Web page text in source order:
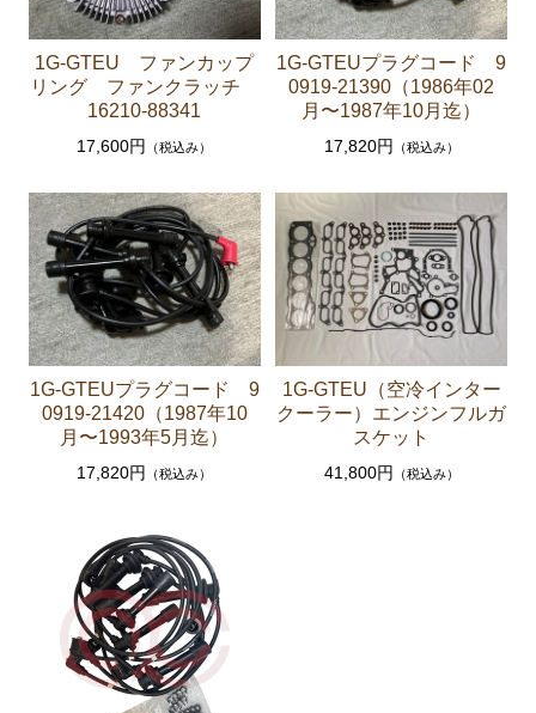
エンジンパーツ 1G-GTEU
エンジンパーツ 1G-GEU前期 1984年8月～1986年8
月迄
エンジンパーツ 1G-GEU後期 1986年8月～1988年8
エンジンパーツ 1G-EU
エンジンパーツ M-TEU
エンジンパーツ（ガスケット類）
エンジンパーツ（マウント 他）
冷却パーツ（ポンプ サーモスタット ファン ファ
ンカップリング ホース類 など）
ブレーキパーツ（マスターシリンダー リペアキッ
ステアリングパーツ（各種リペアキット ラックブー
ツ ラックエンド タイロッドエンド など）
足回りパーツ（アッパーマウント ベアリング ボー
ルジョイント ブッシュ類 など）
燃料パーツ（ポンプ フィルター ダンパー センダ
1G-GTEU ファンカップ
リング ファンクラッチ
16210-88341
17,600円 （税込み）
1G-GTEUプラグコード 9
0919-21390（1986年02
月〜1987年10月迄）
17,820円 （税込み）
1G-GTEUプラグコード 9
0919-21420（1987年10
月〜1993年5月迄）
17,820円 （税込み）
1G-GTEU（空冷インター
クーラー）エンジンフルガ
スケット
41,800円 （税込み）